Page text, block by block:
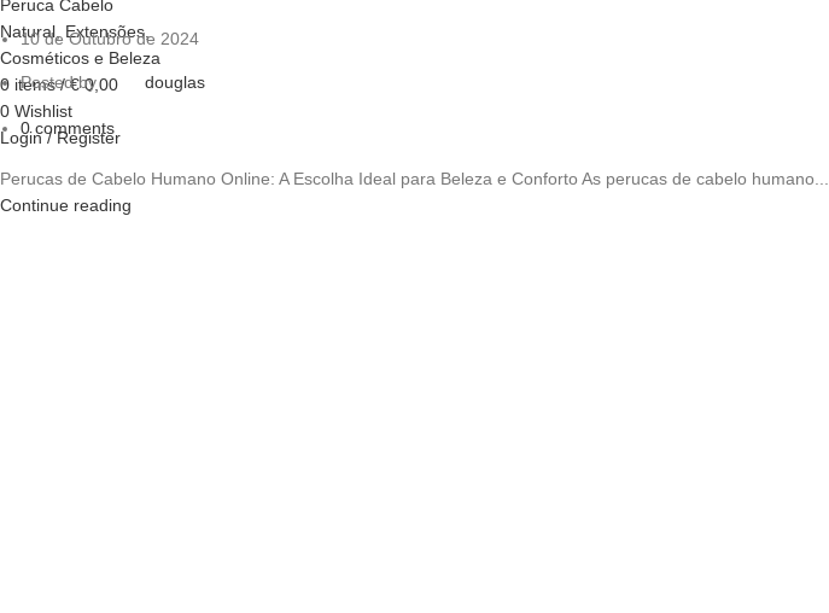
0 items / €0,00
0 Wishlist
Login / Register
10 de Outubro de 2024
Posted by douglas
0 comments
Perucas de Cabelo Humano Online: A Escolha Ideal para Beleza e Conforto As perucas de cabelo humano...
Continue reading